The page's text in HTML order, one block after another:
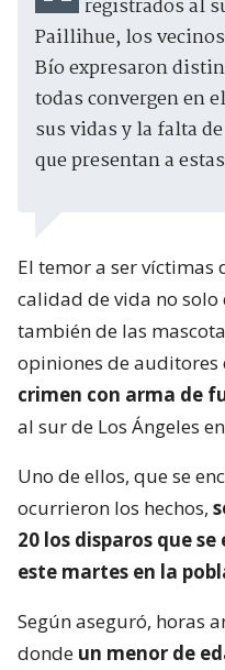
registrados al
Paillihue, los
Bío expresaron
todas convergen en
sus vidas y la falta
que presentan a
El temor a ser víctimas
calidad de vida no solo
también de las
opiniones de auditores
crimen con arma de
al sur de Los Ángeles
Uno de ellos, que se
ocurrieron los hechos,
20 los disparos que
este martes en la
Según aseguró, horas
donde un menor de